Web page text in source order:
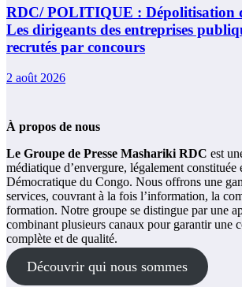
RDC/ POLITIQUE : Dépolitisation
Les dirigeants des entreprises
recrutés par concours
2 août 2026
À propos de nous
Le Groupe de Presse Mashariki RDC est
médiatique d’envergure, légalement constituée
Démocratique du Congo. Nous offrons une
services, couvrant à la fois l’information, la
formation. Notre groupe se distingue par une
combinant plusieurs canaux pour garantir une
complète et de qualité.
Découvrir qui nous sommes